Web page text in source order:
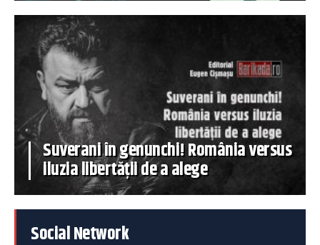
Suverani în genunchi! România versus
iluzia libertății de a alege
Social Network